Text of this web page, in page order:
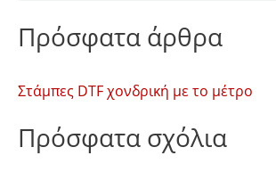
ή
η
Πρόσφατα άρθρα
Στάμπες DTF χονδρική με το μέτρο
Πρόσφατα σχόλια